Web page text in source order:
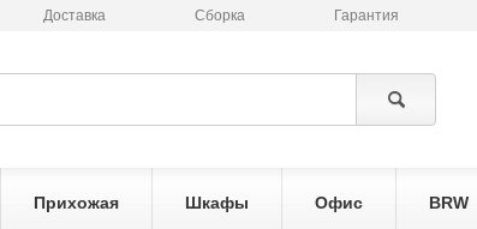
Доставка Сборка Гарантия
Прихожая Шкафы Офис BRW